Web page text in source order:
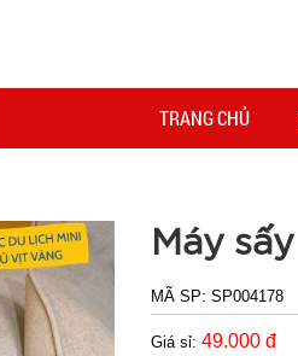
TRANG CHỦ
Máy
MÃ SP:SP004178
Giá sỉ:49.000 đ